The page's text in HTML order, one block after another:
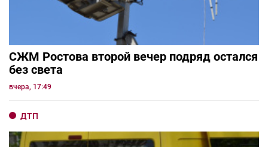
СЖМ Ростова второй вечер подряд остался
без света
вчера, 17:49
ДТП